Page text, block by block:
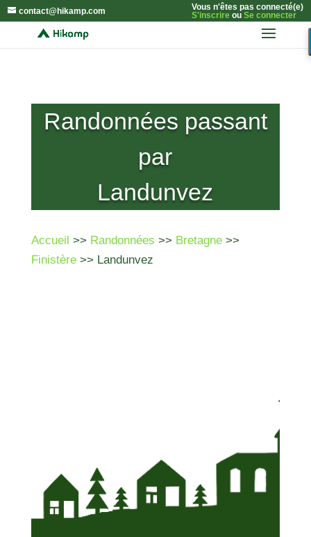
contact@hikamp.com
Vous n'êtes pas connecté(e)
S'inscrireou Se connecter
Randonnées passant
par
Landunvez
Accueil >> Randonnées >> Bretagne>>
Finistère>> Landunvez